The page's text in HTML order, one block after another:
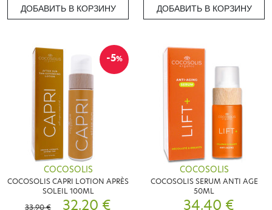
ДОБАВИТЬ В КОРЗИНУ ДОБАВИТЬ В КОРЗИНУ
-5%
COCOSOLIS
COCOSOLIS CAPRI LOTION APRÈS
SOLEIL 100ML
33,90 €
32,20 €
COCOSOLIS
COCOSOLIS SERUM ANTI AGE
50ML
34,40 €